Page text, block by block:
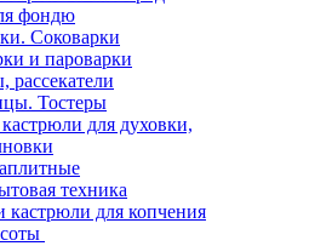
фондю
Соковарки
и пароварки
рассекатели
Тостеры
для духовки,
техника
для копчения